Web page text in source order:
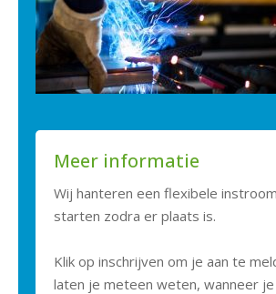
Meer informatie
Wij hanteren een flexibele
starten zodra er plaats is.
Klik op inschrijven om je aan te
laten je meteen weten, wanneer